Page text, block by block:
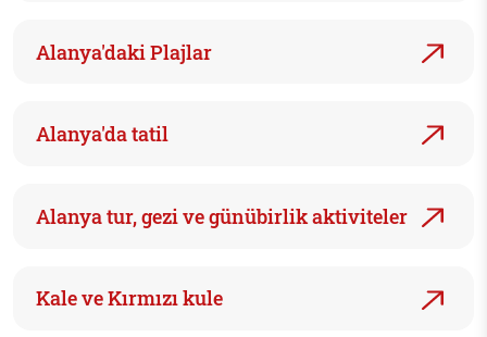
Alanya'daki Plajlar
Alanya'da tatil
Alanya tur, gezi ve günübirlik aktiviteler
Kale ve Kırmızı kule